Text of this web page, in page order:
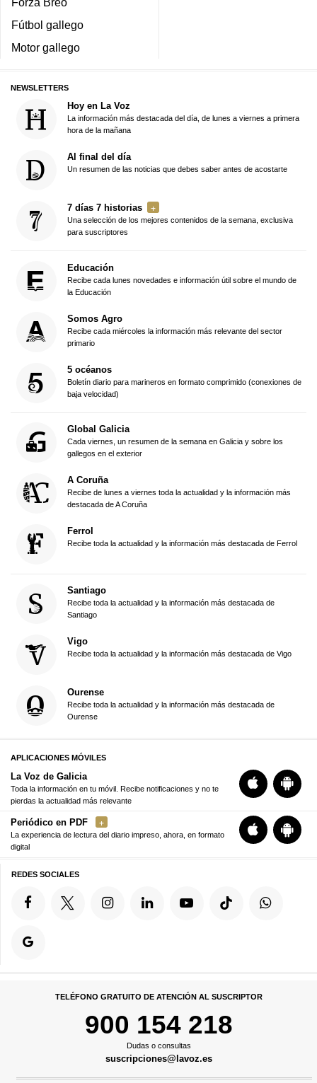
Fútbol gallego
Motor gallego
NEWSLETTERS
Hoy en La Voz
La información más destacada del día, de lunes a viernes a primera
hora de la mañana
Al final del día
Un resumen de las noticias que debes saber antes de acostarte
7 días 7 historias
Una selección de los mejores contenidos de la semana, exclusiva
para suscriptores
Educación
Recibe cada lunes novedades e información útil sobre el mundo de
la Educación
Somos Agro
Recibe cada miércoles la información más relevante del sector
primario
5 océanos
Boletín diario para marineros en formato comprimido (conexiones de
baja velocidad)
Global Galicia
Cada viernes, un resumen de la semana en Galicia y sobre los
gallegos en el exterior
A Coruña
Recibe de lunes a viernes toda la actualidad y la información más
destacada de A Coruña
Ferrol
Recibe toda la actualidad y la información más destacada de Ferrol
Santiago
Recibe toda la actualidad y la información más destacada de
Santiago
Vigo
Recibe toda la actualidad y la información más destacada de Vigo
Ourense
Recibe toda la actualidad y la información más destacada de
Ourense
APLICACIONES MÓVILES
La Voz de Galicia
Toda la información en tu móvil. Recibe notificaciones y no te
pierdas la actualidad más relevante
Periódico en PDF
La experiencia de lectura del diario impreso, ahora, en formato
digital
REDES SOCIALES
TELÉFONO GRATUITO DE ATENCIÓN AL SUSCRIPTOR
900 154 218
Dudas o consultas
suscripciones@lavoz.es